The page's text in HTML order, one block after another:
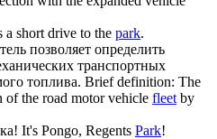
a short drive to the park.
позволяет определить
транспортных
топлива. Brief definition: The
of the road motor vehicle fleetby
! It's Pongo, Regents Park!